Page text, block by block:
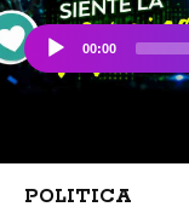
POLITICA